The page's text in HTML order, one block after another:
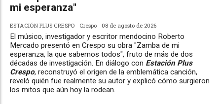
mi esperanza"
ESTACIÓN PLUS CRESPO Crespo 08 de agosto de 2026
El músico, investigador y escritor mendocino Roberto
Mercado presentó en Crespo su obra "Zamba de mi
esperanza, la que sabemos todos", fruto de más de dos
décadas de investigación. En diálogo con Estación Plus
Crespo, reconstruyó el origen de la emblemática canción,
reveló quién fue realmente su autor y explicó cómo surgieron
los mitos que aún hoy la rodean.